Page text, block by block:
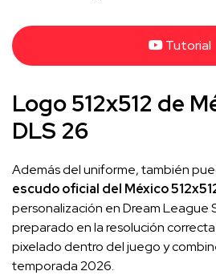
Tutorial
Logo 512x512 de
DLS 26
Además del uniforme, también
escudo oficial del México
personalización en Dream League
preparado en la resolución
pixelado dentro del juego y
temporada 2026.